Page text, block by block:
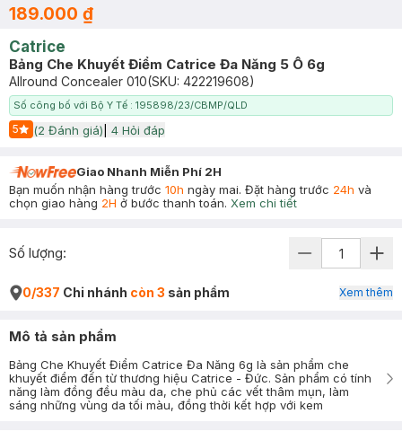
189.000 ₫
Catrice
Bảng Che Khuyết Điểm Catrice Đa Năng 5 Ô 6g
Allround Concealer 010(SKU: 422219608)
Số công bố với Bộ Y Tế : 195898/23/CBMP/QLD
5
Start Icon
(2 Đánh giá) 4 Hỏi đáp
Giao Nhanh Miễn Phí 2H
Bạn muốn nhận hàng trước 10h ngày mai. Đặt hàng trước 24h và
chọn giao hàng 2H ở bước thanh toán. Xem chi tiết
Số lượng:
0/337 Chi nhánh còn 3 sản phẩm Xem thêm
Mô tả sản phẩm
Bảng Che Khuyết Điểm Catrice Đa Năng 6g là sản phẩm che
khuyết điểm đến từ thương hiệu Catrice - Đức. Sản phẩm có tính
năng làm đồng đều màu da, che phủ các vết thâm mụn, làm
sáng những vùng da tối màu, đồng thời kết hợp với kem